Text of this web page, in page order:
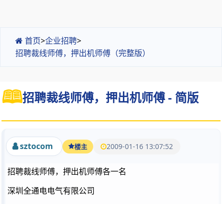
首页>企业招聘>
招聘裁线师傅，押出机师傅（完整版）
招聘裁线师傅，押出机师傅 - 简版
sztocom 楼主 2009-01-16 13:07:52
招聘裁线师傅，押出机师傅各一名
深圳全通电电气有限公司